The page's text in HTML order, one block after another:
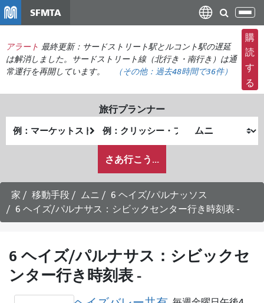
コ
ン
テ
ン
ツ
移
SFMTA
ナ
ビ
ゲ
ー
シ
ョ
の
切
り
え
アラート 最終更新：サードストリート駅とルコント駅の遅延
は解消しました。サードストリート線（北行き・南行き）は通
常運行を再開しています。
（その他： 過去48時間で36件）
購
読
す
る
旅行プランナー
出
発
終
了
が
ど
の
よ
う
旅
を
し
さあ行こう...
家 移動手段 ムニ
6 ヘイズ/パルナッソス
6 ヘイズ/パルナサス：シビックセンター行き時刻表 -
6 ヘイズ/パルナサス：シビックセ
ンター行き時刻表 -